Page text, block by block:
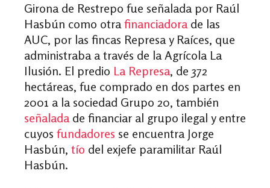
Girona de Restrepo fue señalada por Raúl
Hasbún como otra financiadora de las
AUC, por las fincas Represa y Raíces, que
administraba a través de la Agrícola La
Ilusión. El predio La Represa, de 372
hectáreas, fue comprado en dos partes en
2001 a la sociedad Grupo 20, también
señaladade financiar al grupo ilegal y entre
cuyos fundadores se encuentra Jorge
Hasbún, tío del exjefe paramilitar Raúl
Hasbún.